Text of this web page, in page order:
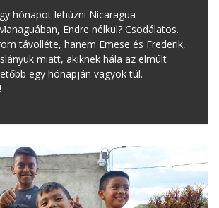
hónapot lehúzni Nicaragua
Endre nélkül? Csodálatos.
távolléte, hanem Emese és Frederik,
miatt, akiknek hála az elmúlt
egy hónapján vagyok túl.